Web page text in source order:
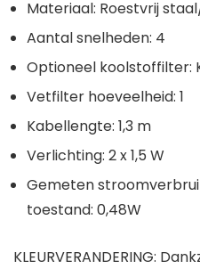
Materiaal: Roestvrij
Aantal snelheden: 4
Optioneel koolstoffilter:
Vetfilter hoeveelheid: 1
Kabellengte: 1,3 m
Verlichting: 2 x 1,5 W
Gemeten
toestand: 0,48W
KLEURVERANDERING: